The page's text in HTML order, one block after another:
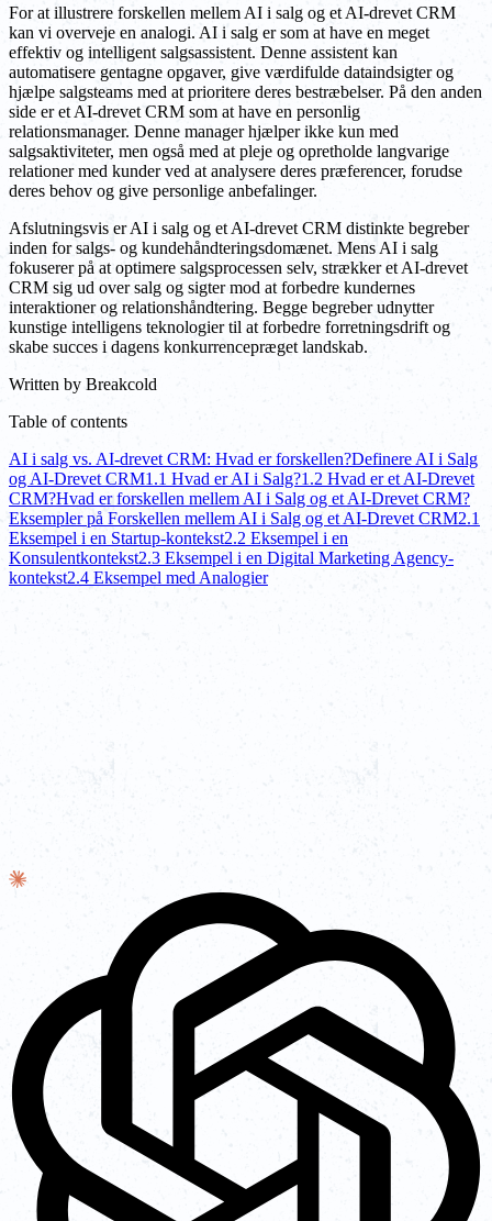
For at illustrere forskellen mellem AI i salg og et AI-drevet CRM
kan vi overveje en analogi. AI i salg er som at have en meget
effektiv og intelligent salgsassistent. Denne assistent kan
automatisere gentagne opgaver, give værdifulde dataindsigter og
hjælpe salgsteams med at prioritere deres bestræbelser. På den anden
side er et AI-drevet CRM som at have en personlig
relationsmanager. Denne manager hjælper ikke kun med
salgsaktiviteter, men også med at pleje og opretholde langvarige
relationer med kunder ved at analysere deres præferencer, forudse
deres behov og give personlige anbefalinger.
Afslutningsvis er AI i salg og et AI-drevet CRM distinkte begreber
inden for salgs- og kundehåndteringsdomænet. Mens AI i salg
fokuserer på at optimere salgsprocessen selv, strækker et AI-drevet
CRM sig ud over salg og sigter mod at forbedre kundernes
interaktioner og relationshåndtering. Begge begreber udnytter
kunstige intelligens teknologier til at forbedre forretningsdrift og
skabe succes i dagens konkurrencepræget landskab.
Written by Breakcold
Table of contents
AI i salg vs. AI-drevet CRM: Hvad er forskellen?Definere AI i Salg
og AI-Drevet CRM1.1 Hvad er AI i Salg?1.2 Hvad er et AI-Drevet
CRM?Hvad er forskellen mellem AI i Salg og et AI-Drevet CRM?
Eksempler på Forskellen mellem AI i Salg og et AI-Drevet CRM2.1
Eksempel i en Startup-kontekst2.2 Eksempel i en
Konsulentkontekst2.3 Eksempel i en Digital Marketing Agency-
kontekst2.4 Eksempel med Analogier